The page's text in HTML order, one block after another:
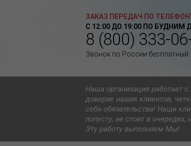
ЗАКАЗ ПЕРЕДАЧ ПО
С 12:00 ДО 19:00 ПО БУДНИМ
8 (800) 333-
Звонок по России бесплатный
Наша организация работает
доверие наших клиентов,
себя обязательства! Наши
попусту, не стоят в
Эту работу выполняем Мы!